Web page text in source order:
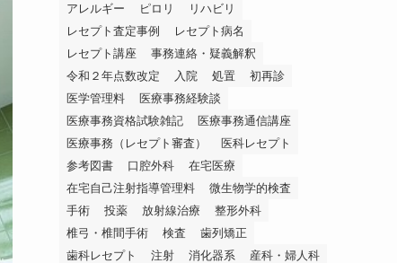
アレルギー
ピロリ
リハビリ
レセプト査定事例
レセプト病名
レセプト講座
事務連絡・疑義解釈
令和２年点数改定
入院 処置
初再診
医学管理料
医療事務経験談
医療事務資格試験雑記
医療事務通信講座
医療事務（レセプト審査）
医科レセプト
参考図書
口腔外科
在宅医療
在宅自己注射指導管理料
微生物学的検査
手術
投薬 放射線治療
整形外科
椎弓・椎間手術
検査
歯列矯正
歯科レセプト
注射 消化器系
産科・婦人科